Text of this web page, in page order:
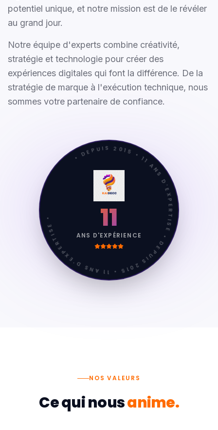
potentiel unique, et notre mission est de le révéler
au grand jour.
Notre équipe d'experts combine créativité,
stratégie et technologie pour créer des
expériences digitales qui font la différence. De la
stratégie de marque à l'exécution technique, nous
sommes votre partenaire de confiance.
• DEPUIS 2015 • 11 ANS D'EXPERTISE • DEPUIS 2015 • 11 ANS D'EXPERTISE •
11
ANS D'EXPÉRIENCE
NOS VALEURS
Ce qui nousanime.